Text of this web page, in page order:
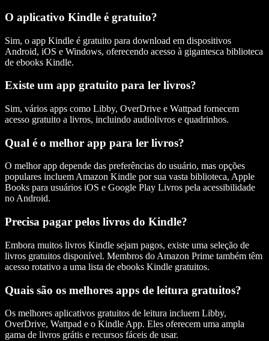
O aplicativo Kindle é gratuito?
Sim, o app Kindle é gratuito para download em dispositivos
Android, iOS e Windows, oferecendo acesso à gigantesca biblioteca
de ebooks Kindle.
Existe um app gratuito para ler livros?
Sim, vários apps como Libby, OverDrive e Wattpad fornecem
acesso gratuito a livros, incluindo audiolivros e quadrinhos.
Qual é o melhor app para ler livros?
O melhor app depende das preferências do usuário, mas opções
populares incluem Amazon Kindle por sua vasta biblioteca, Apple
Books para usuários iOS e Google Play Livros pela acessibilidade
no Android.
Precisa pagar pelos livros do Kindle?
Embora muitos livros Kindle sejam pagos, existe uma seleção de
livros gratuitos disponível. Membros do Amazon Prime também têm
acesso rotativo a uma lista de ebooks Kindle gratuitos.
Quais são os melhores apps de leitura gratuitos?
Os melhores aplicativos gratuitos de leitura incluem Libby,
OverDrive, Wattpad e o Kindle App. Eles oferecem uma ampla
gama de livros grátis e recursos fáceis de usar.